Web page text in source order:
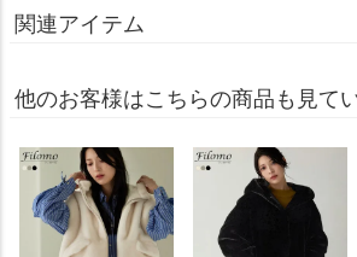
関連アイテム
他のお客様はこちらの商品も見て